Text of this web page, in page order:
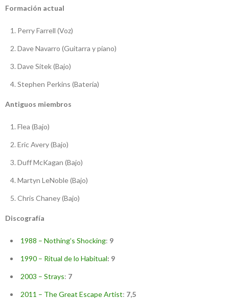
Formación actual
Perry Farrell (Voz)
Dave Navarro (Guitarra y piano)
Dave Sitek (Bajo)
Stephen Perkins (Batería)
Antiguos miembros
Flea (Bajo)
Eric Avery (Bajo)
Duff McKagan (Bajo)
Martyn LeNoble (Bajo)
Chris Chaney (Bajo)
Discografía
1988 – Nothing’s Shocking: 9
1990 – Ritual de lo Habitual: 9
2003 – Strays: 7
2011 – The Great Escape Artist: 7,5